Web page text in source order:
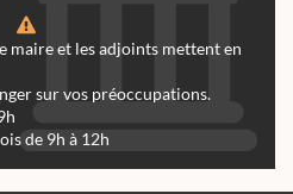
maire et les adjoints mettent en
sur vos préoccupations.
de 9h à 12h